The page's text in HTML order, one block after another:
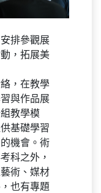
排參觀展
，拓展美
，在教學
與作品展
教學模
基礎學習
機會。術
科之外，
術、媒材
也有專題